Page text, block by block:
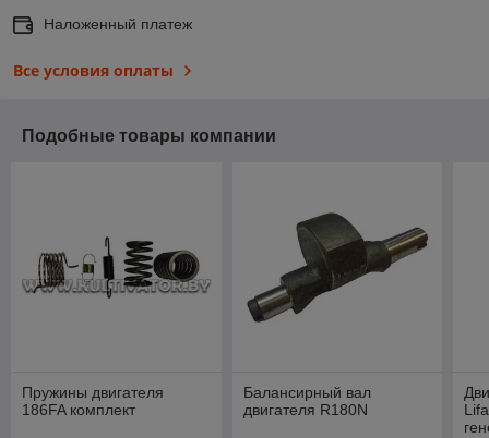
Наложенный платеж
Все условия оплаты
Подобные товары компании
Пружины двигателя
186FA комплект
Балансирный вал
двигателя R180N